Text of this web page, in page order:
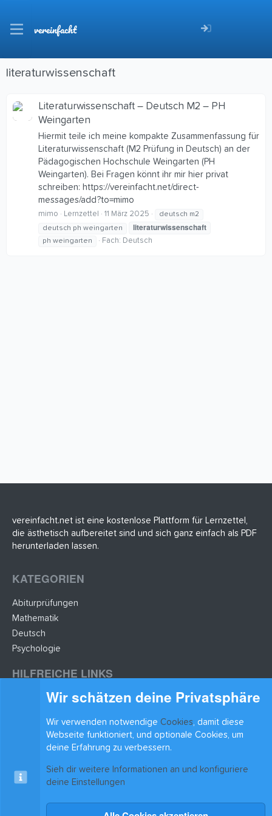
vereinfacht
literaturwissenschaft
Literaturwissenschaft – Deutsch M2 – PH
Weingarten
Hiermit teile ich meine kompakte Zusammenfassung für
Literaturwissenschaft (M2 Prüfung in Deutsch) an der
Pädagogischen Hochschule Weingarten (PH
Weingarten). Bei Fragen könnt ihr mir hier privat
schreiben: https://vereinfacht.net/direct-
messages/add?to=mimo
mimo Lernzettel 11 März 2025
deutsch m2
deutsch ph weingarten
literaturwissenschaft
ph weingarten Fach: Deutsch
vereinfacht.net ist eine kostenlose Plattform für Lernzettel,
die ästhetisch aufbereitet sind und sich ganz einfach als PDF
herunterladen lassen.
KATEGORIEN
Abiturprüfungen
Mathematik
Deutsch
Psychologie
HILFREICHE LINKS
Lernzettel hochladen
BLEIB AUF DEM LAUFENDEN
Wir schätzen deine Privatsphäre
Wir verwenden notwendige Cookies, damit diese
Webseite funktioniert, und optionale Cookies, um
deine Erfahrung zu verbessern.
Sieh dir weitere Informationen an und konfiguriere
deine Einstellungen